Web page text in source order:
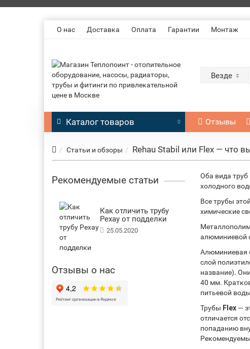
О нас Доставка Оплата Гарантии Монтаж
Везде
Каталог товаров Отзывы
Статьи и обзоры Rehau Stabil или Flex — что
Рекомендуемые статьи
Как отличить трубу
Рехау от подделки
25.05.2020
Отзывы о нас
Оба вида труб
холодного
Все трубы
химические
алюминиевой
Алюминиевая
слой
название).
40 мм.
питьевой
Трубы Flex—
отличается
попаданию